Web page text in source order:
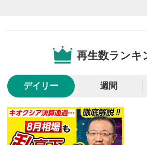
再生/一時停止
動画を再生または一時停止します。
10秒戻し/10秒送り
10秒、動画を巻き戻し/早送りします。
シークバー
再生位置を示しています。再生したい位
するとその位置から動画が再生されます
6
画質/再生速度の設定
再生数ランキ
デイリー 週間